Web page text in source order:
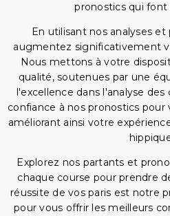
pronostics qui font
En utilisant nos analyses
augmentez significativement
Nous mettons à votre
qualité, soutenues par une
l'excellence dans l'analyse
confiance à nos pronostics pour
améliorant ainsi votre
Explorez nos partants et
chaque course pour prendre
réussite de vos paris est notre
pour vous offrir les meilleurs